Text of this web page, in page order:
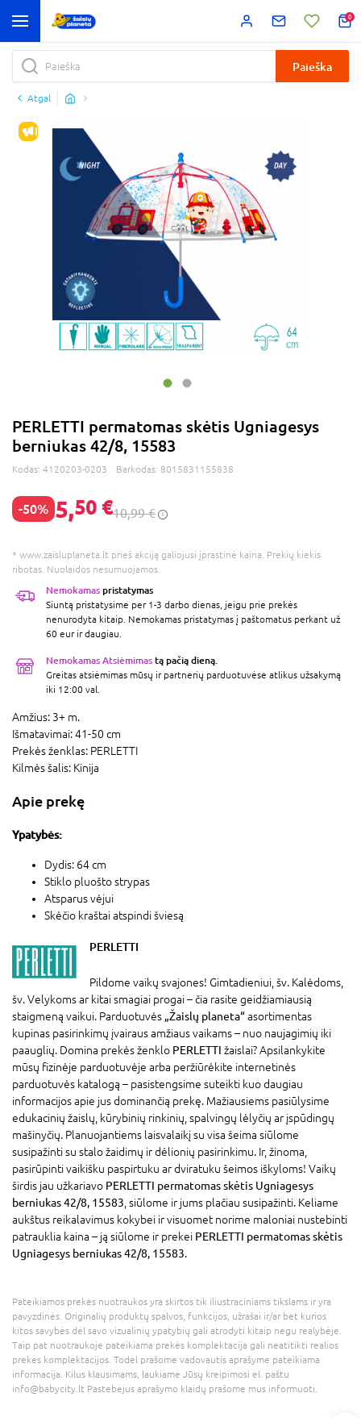
0
Paieška
Atgal
IŠPARDAVIMAS
PERLETTI permatomas skėtis Ugniagesys
berniukas 42/8, 15583
Kodas: 4120203-0203 Barkodas: 8015831155838
-50% 5,50 €10,99 €
* www.zaisluplaneta.lt prieš akciją galiojusi įprastinė kaina. Prekių kiekis
ribotas. Nuolaidos nesumuojamos.
Nemokamas pristatymas
Siuntą pristatysime per 1-3 darbo dienas, jeigu prie prekės
nenurodyta kitaip. Nemokamas pristatymas į paštomatus perkant už
60 eur ir daugiau.
Nemokamas Atsiėmimas tą pačią dieną.
Greitas atsiėmimas mūsų ir partnerių parduotuvėse atlikus užsakymą
iki 12:00 val.
Amžius: 3+ m.
Išmatavimai:41-50 cm
Prekės ženklas: PERLETTI
Kilmės šalis: Kinija
Apie prekę
Ypatybės:
Dydis: 64 cm
Stiklo pluošto strypas
Atsparus vėjui
Skėčio kraštai atspindi šviesą
PERLETTI
Pildome vaikų svajones! Gimtadieniui, šv. Kalėdoms,
šv. Velykoms ar kitai smagiai progai – čia rasite geidžiamiausią
staigmeną vaikui. Parduotuvės „Žaislų planeta“asortimentas
kupinas pasirinkimų įvairaus amžiaus vaikams – nuo naujagimių iki
paauglių. Domina prekės ženklo PERLETTI žaislai? Apsilankykite
mūsų fizinėje parduotuvėje arba peržiūrėkite internetinės
parduotuvės katalogą – pasistengsime suteikti kuo daugiau
informacijos apie jus dominančią prekę. Mažiausiems pasiūlysime
edukacinių žaislų, kūrybinių rinkinių, spalvingų lėlyčių ar įspūdingų
mašinyčių. Planuojantiems laisvalaikį su visa šeima siūlome
susipažinti su stalo žaidimų ir dėlionių pasirinkimu. Ir, žinoma,
pasirūpinti vaikišku paspirtuku ar dviratuku šeimos iškyloms! Vaikų
širdis jau užkariavo PERLETTI permatomas skėtis Ugniagesys
berniukas 42/8, 15583 , siūlome ir jums plačiau susipažinti. Keliame
aukštus reikalavimus kokybei ir visuomet norime maloniai nustebinti
patrauklia kaina – ją siūlome ir prekei PERLETTI permatomas skėtis
Ugniagesys berniukas 42/8, 15583.
Pateikiamos prekės nuotraukos yra skirtos tik iliustraciniams tikslams ir yra
pavyzdinės. Originalių produktų spalvos, funkcijos, užrašai ir/ar bet kurios
kitos savybės dėl savo vizualinių ypatybių gali atrodyti kitaip negu realybėje.
Taip pat nuotraukoje pateikiama prekės komplektacija gali neatitikti realios
prekės komplektacijos. Todėl prašome vadovautis aprašyme pateikiama
informacija. Kilus klausimams, laukiame Jūsų kreipimosi el. paštu
info@babycity.lt Pastebėjus aprašymo klaidų prašome mus informuoti.